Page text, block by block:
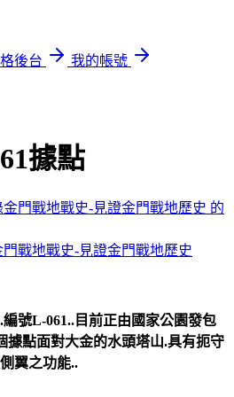
後台
我的帳號
據點
戰地戰史-見證金門戰地歷史
號L-061..目前正由國家公園發包
據點面對大金的水頭塔山.具有扼守
翼之功能..